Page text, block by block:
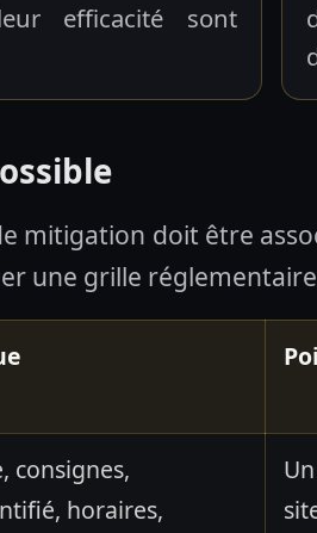
efficacité sont
mitigation doit être
une grille
consignes,
horaires,